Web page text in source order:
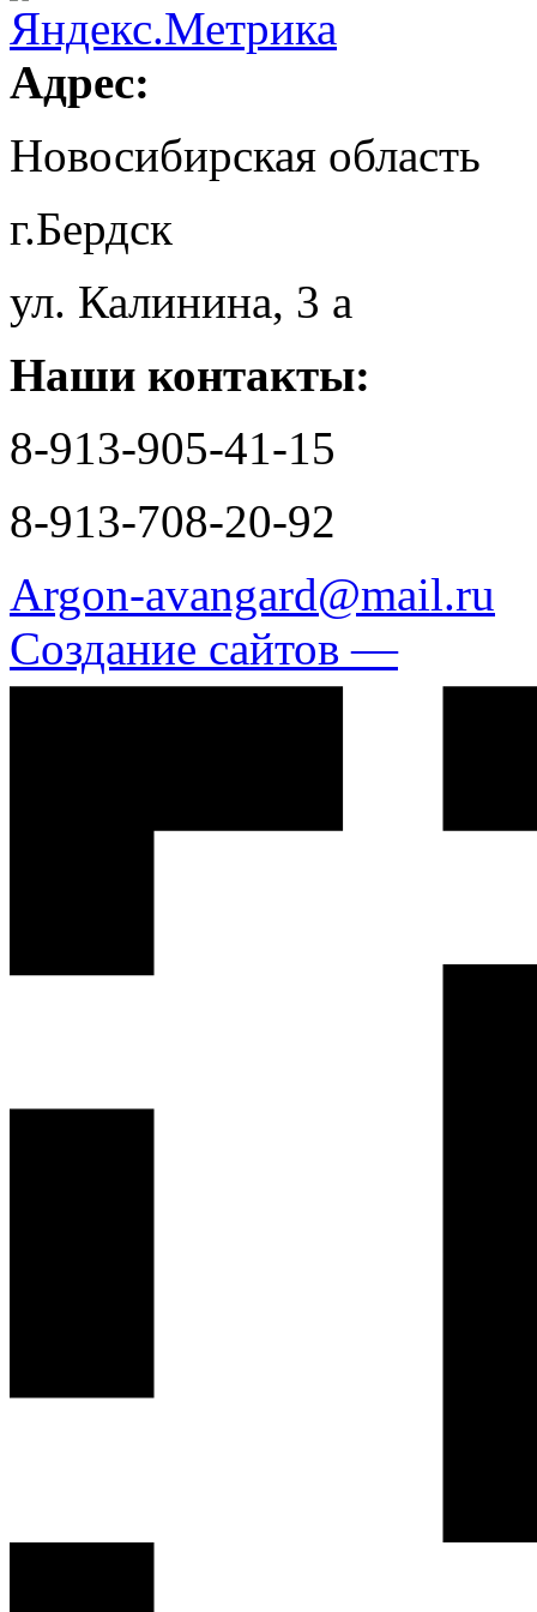
Адрес:
Новосибирская область
г.Бердск
ул. Калинина, 3 а
Наши контакты:
8-913-905-41-15
8-913-708-20-92
Argon-avangard@mail.ru
Создание сайтов —